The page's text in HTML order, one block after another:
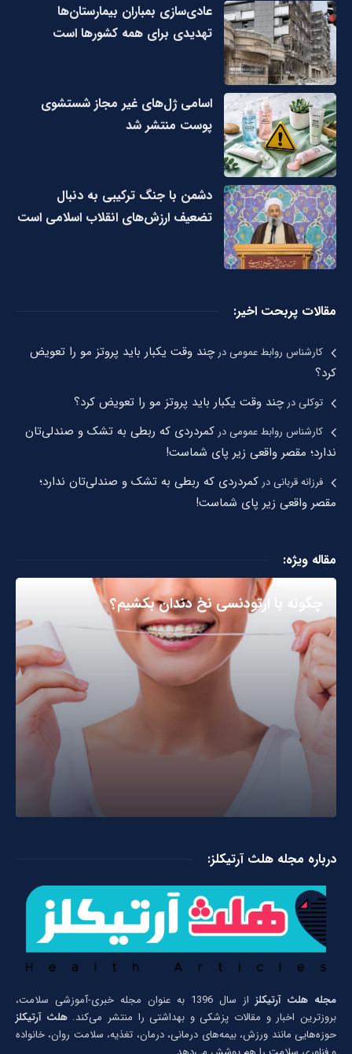
عادی‌سازی بمباران بیمارستان‌ها
تهدیدی برای همه کشورها است
اسامی ژل‌های غیر مجاز شستشوی
پوست منتشر شد
دشمن با جنگ ترکیبی به دنبال
تضعیف ارزش‌های انقلاب اسلامی است
مقالات پربحت اخیر:
کارشناس روابط عمومیدرچند وقت یکبار باید پروتز مو را تعویض
کرد؟
توکلیدرچند وقت یکبار باید پروتز مو را تعویض کرد؟
کارشناس روابط عمومیدر کمردردی که ربطی به تشک و صندلی‌تان
ندارد؛ مقصر واقعی زیر پای شماست!
فرزانه قربانیدر کمردردی که ربطی به تشک و صندلی‌تان ندارد؛
مقصر واقعی زیر پای شماست!
مقاله ویژه:
چگونه با ارتودنسی نخ دندان بکشیم؟
درباره مجله هلث آرتیکلز:
مجله هلث آرتیکلز
از سال 1396 به عنوان مجله خبری-آموزشی سلامت،
بروزترین اخبار و مقالات پزشکی و بهداشتی را منتشر می‌کند.هلث آرتیکلز
حوزه‌هایی مانند ورزش، بیمه‌های درمانی، درمان، تغذیه، سلامت روان، خانواده